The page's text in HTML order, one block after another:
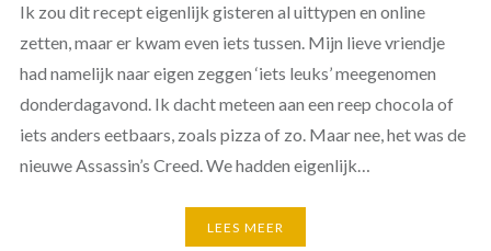
Ik zou dit recept eigenlijk gisteren al uittypen en online
zetten, maar er kwam even iets tussen. Mijn lieve vriendje
had namelijk naar eigen zeggen ‘iets leuks’ meegenomen
donderdagavond. Ik dacht meteen aan een reep chocola of
iets anders eetbaars, zoals pizza of zo. Maar nee, het was de
nieuwe Assassin’s Creed. We hadden eigenlijk…
LEES MEER